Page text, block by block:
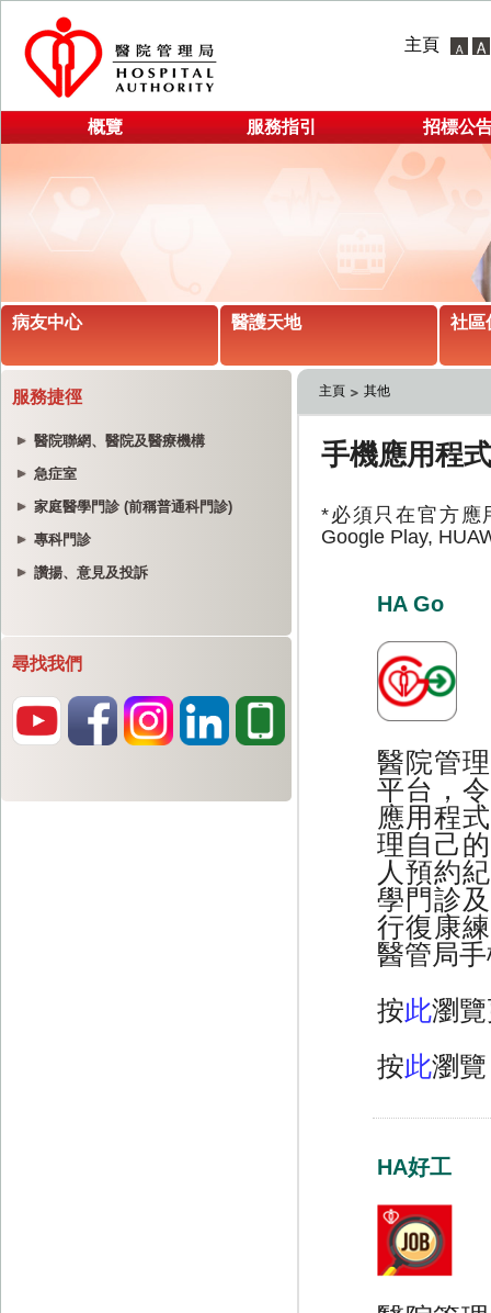
主頁
概覽 服務指引 招標公
病友中心 醫護天地 社區
服務捷徑
醫院聯網、醫院及醫療機構
急症室
家庭醫學門診 (前稱普通科門診)
專科門診
讚揚、意見及投訴
尋找我們
主頁 其他